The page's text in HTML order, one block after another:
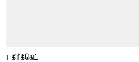
கிரிக்கெட்